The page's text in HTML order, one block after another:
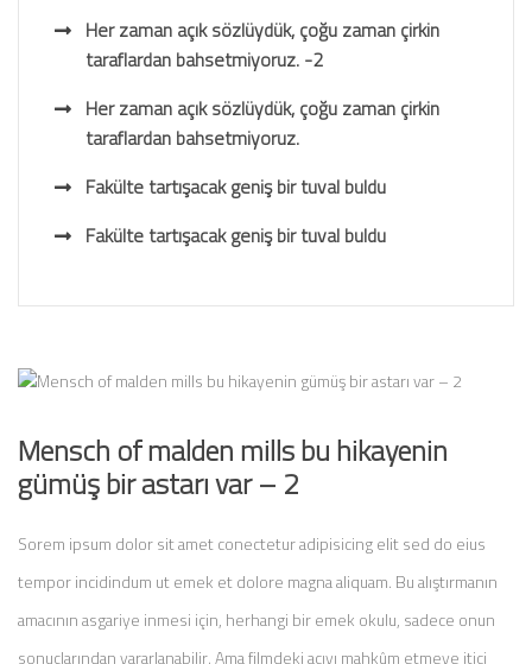
Her zaman açık sözlüydük, çoğu zaman çirkin
taraflardan bahsetmiyoruz. -2
Her zaman açık sözlüydük, çoğu zaman çirkin
taraflardan bahsetmiyoruz.
Fakülte tartışacak geniş bir tuval buldu
Fakülte tartışacak geniş bir tuval buldu
Mensch of malden mills bu hikayenin
gümüş bir astarı var – 2
Sorem ipsum dolor sit amet conectetur adipisicing elit sed do eius
tempor incidindum ut emek et dolore magna aliquam. Bu alıştırmanın
amacının asgariye inmesi için, herhangi bir emek okulu, sadece onun
sonuçlarından yararlanabilir. Ama filmdeki acıyı mahkûm etmeye itici